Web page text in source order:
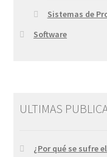
Sistemas de
Software
ULTIMAS
¿Por qué se sufre